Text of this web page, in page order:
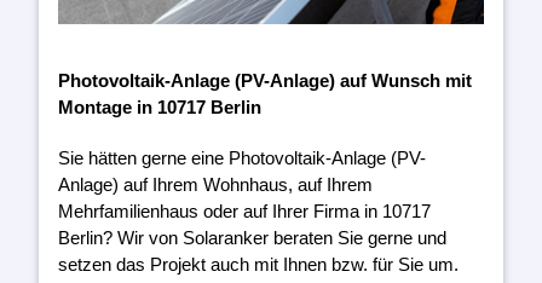
Photovoltaik-Anlage (PV-Anlage) auf Wunsch mit
Montage in 10717 Berlin
Sie hätten gerne eine Photovoltaik-Anlage (PV-
Anlage) auf Ihrem Wohnhaus, auf Ihrem
Mehrfamilienhaus oder auf Ihrer Firma in 10717
Berlin? Wir von Solaranker beraten Sie gerne und
setzen das Projekt auch mit Ihnen bzw. für Sie um.